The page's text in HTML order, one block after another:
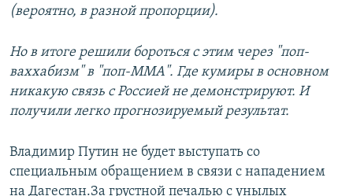
(вероятно, в разной пропорции).
Но в итоге решили бороться с этим через "поп-
ваххабизм" в "поп-ММА". Где кумиры в основном
никакую связь с Россией не демонстрируют. И
получили легко прогнозируемый результат.
Владимир Путин не будет выступать со
специальным обращением в связи с нападением
на Дагестан.За грустной печалью с унылых